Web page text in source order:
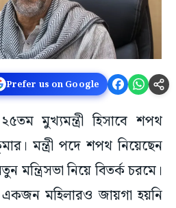
Prefer us on Google
মুখ্যমন্ত্রী হিসাবে শপথ
মন্ত্রী পদে শপথ নিয়েছেন
নিয়ে বিতর্ক চরমে।
একজন মহিলারও জায়গা হয়নি